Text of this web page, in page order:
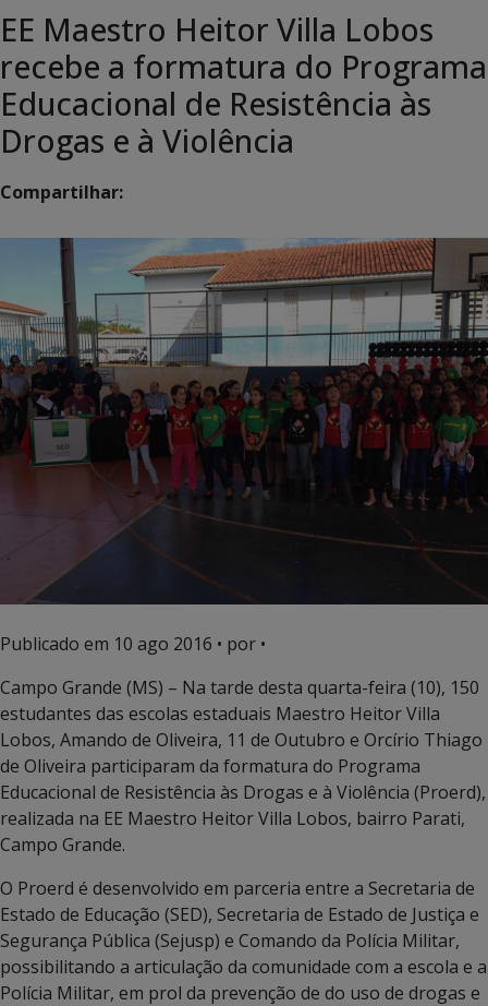
EE Maestro Heitor Villa Lobos
recebe a formatura do Programa
Educacional de Resistência às
Drogas e à Violência
Compartilhar:
Publicado em 10 ago 2016 • por •
Campo Grande (MS) – Na tarde desta quarta-feira (10), 150
estudantes das escolas estaduais Maestro Heitor Villa
Lobos, Amando de Oliveira, 11 de Outubro e Orcírio Thiago
de Oliveira participaram da formatura do Programa
Educacional de Resistência às Drogas e à Violência (Proerd),
realizada na EE Maestro Heitor Villa Lobos, bairro Parati,
Campo Grande.
O Proerd é desenvolvido em parceria entre a Secretaria de
Estado de Educação (SED), Secretaria de Estado de Justiça e
Segurança Pública (Sejusp) e Comando da Polícia Militar,
possibilitando a articulação da comunidade com a escola e a
Polícia Militar, em prol da prevenção de do uso de drogas e